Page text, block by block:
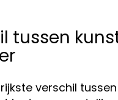
tussen
verschil